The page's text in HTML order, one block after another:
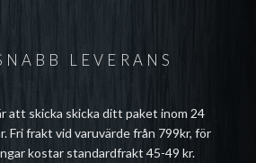
LEVERANS
att skicka skicka ditt paket inom 24
Fri frakt vid varuvärde från 799kr, för
kostar standardfrakt 45-49 kr.